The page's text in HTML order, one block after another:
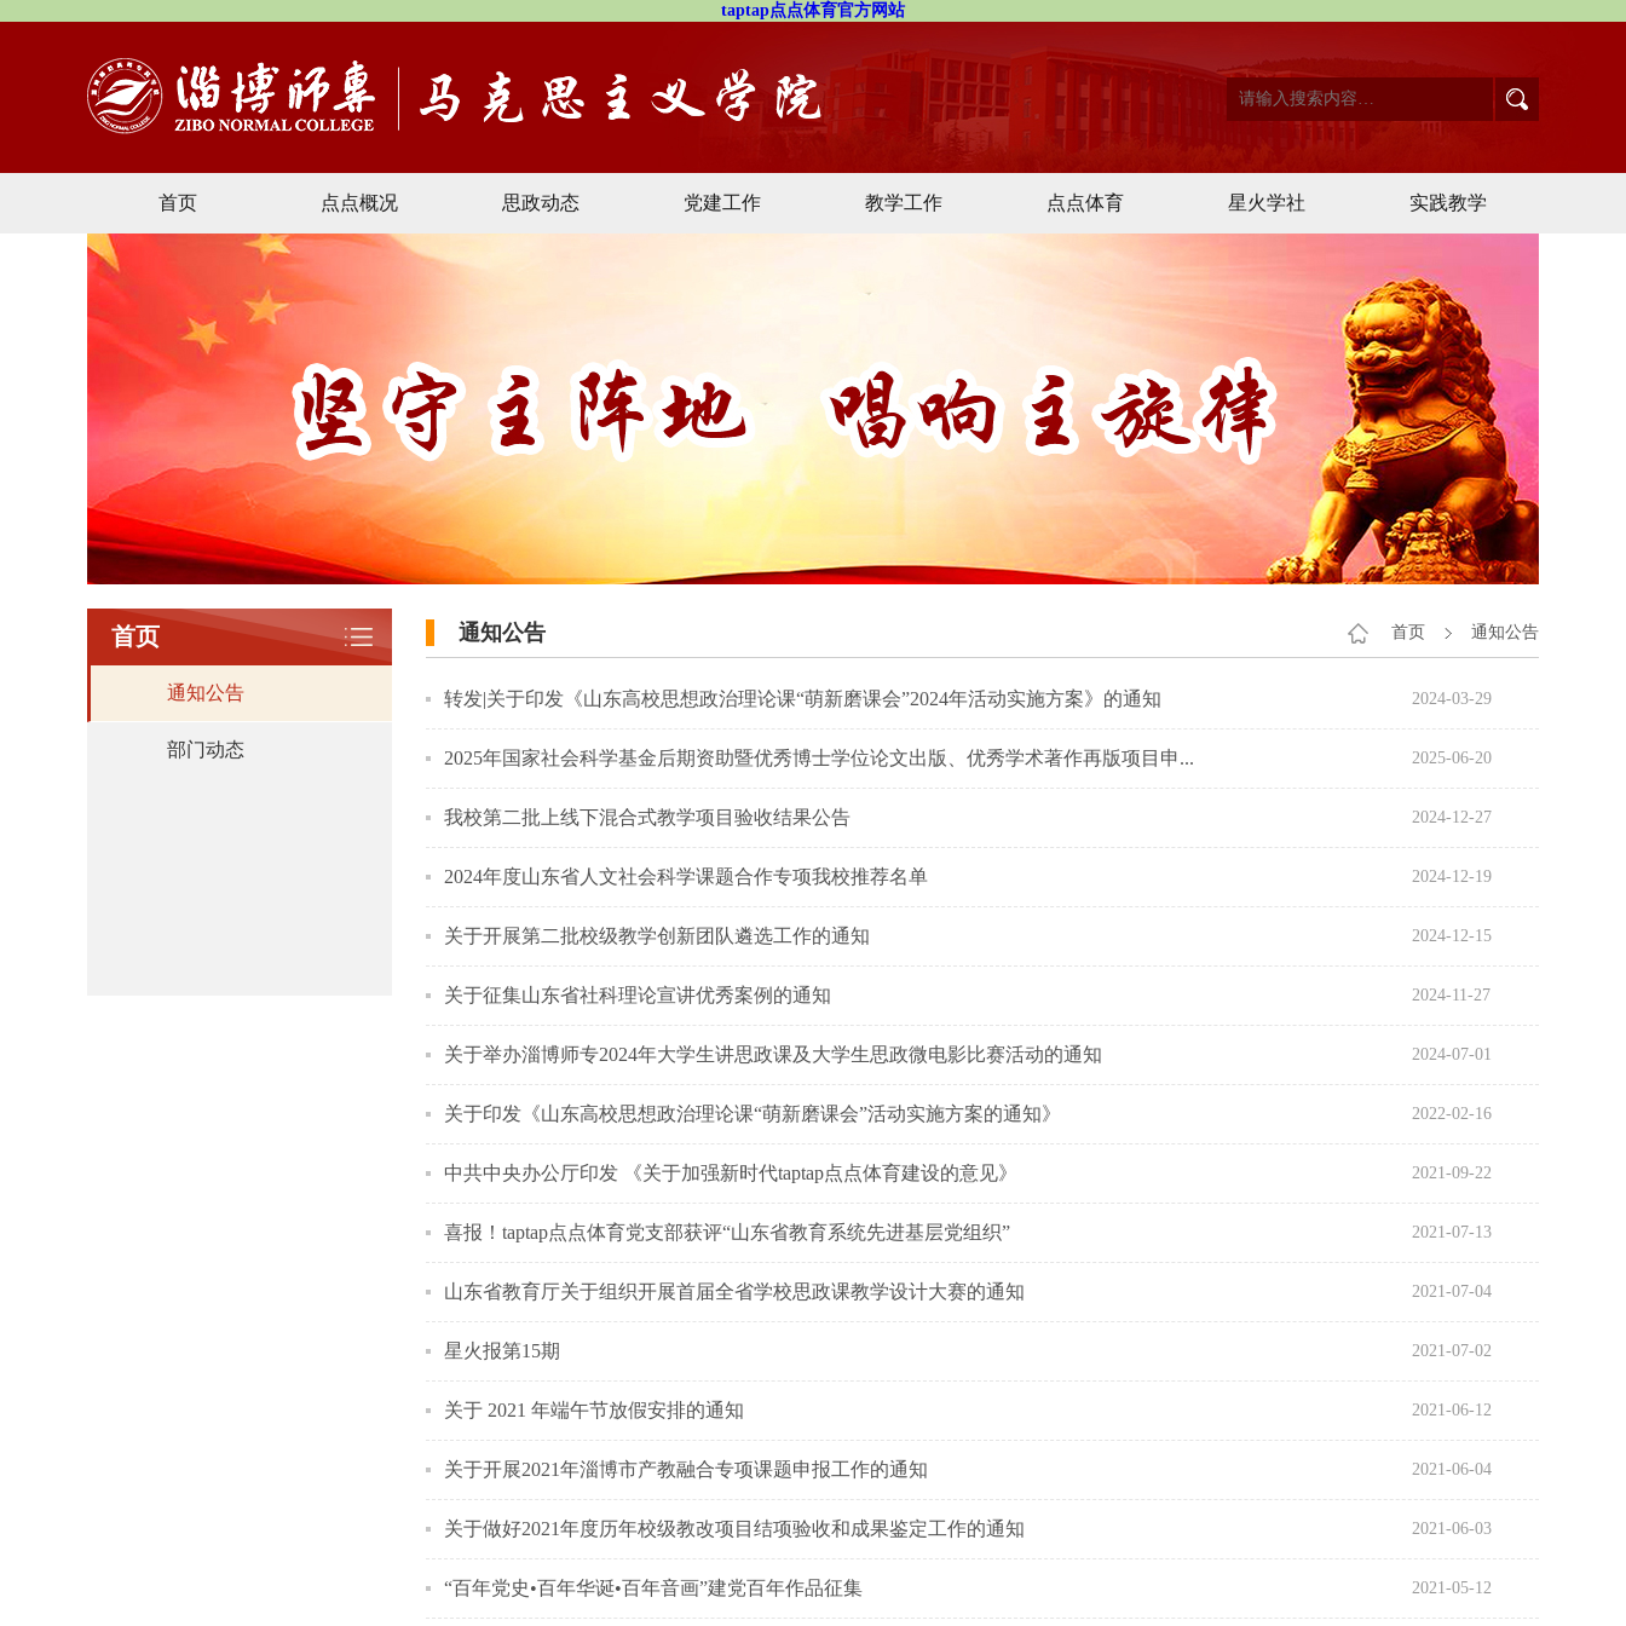
taptap点点体育官方网站
首页 点点概况 思政动态 党建工作 教学工作 点点体育 星火学社 实践教学
首页
通知公告
部门动态
通知公告 首页 通知公告
2024-03-29
转发|关于印发《山东高校思想政治理论课“萌新磨课会”2024年活动实施方案》的通知
2025-06-20
2025年国家社会科学基金后期资助暨优秀博士学位论文出版、优秀学术著作再版项目申...
2024-12-27
我校第二批上线下混合式教学项目验收结果公告
2024-12-19
2024年度山东省人文社会科学课题合作专项我校推荐名单
2024-12-15
关于开展第二批校级教学创新团队遴选工作的通知
2024-11-27
关于征集山东省社科理论宣讲优秀案例的通知
2024-07-01
关于举办淄博师专2024年大学生讲思政课及大学生思政微电影比赛活动的通知
2022-02-16
关于印发《山东高校思想政治理论课“萌新磨课会”活动实施方案的通知》
2021-09-22
中共中央办公厅印发 《关于加强新时代taptap点点体育建设的意见》
2021-07-13
喜报！taptap点点体育党支部获评“山东省教育系统先进基层党组织”
2021-07-04
山东省教育厅关于组织开展首届全省学校思政课教学设计大赛的通知
2021-07-02
星火报第15期
2021-06-12
关于 2021 年端午节放假安排的通知
2021-06-04
关于开展2021年淄博市产教融合专项课题申报工作的通知
2021-06-03
关于做好2021年度历年校级教改项目结项验收和成果鉴定工作的通知
2021-05-12
“百年党史•百年华诞•百年音画”建党百年作品征集